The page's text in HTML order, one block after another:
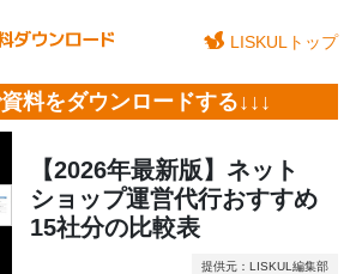
LISKULトップ
料をダウンロードする↓↓↓
【2026年最新版】ネット
ショップ運営代行おすすめ
15社分の比較表
提供元：LISKUL編集部